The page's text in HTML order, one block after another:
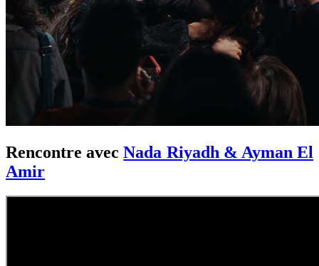
Rencontre avecNada Riyadh & Ayman El
Amir